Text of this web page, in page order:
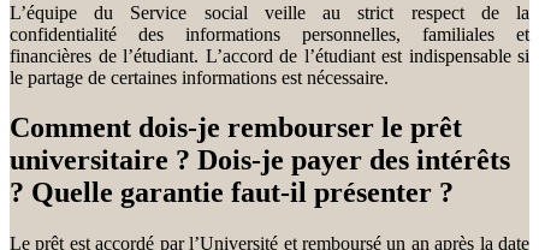
L’équipe du Service social veille au strict respect de la
confidentialité des informations personnelles, familiales et
financières de l’étudiant. L’accord de l’étudiant est indispensable si
le partage de certaines informations est nécessaire.
Comment dois-je rembourser le prêt
universitaire ? Dois-je payer des intérêts
? Quelle garantie faut-il présenter ?
Le prêt est accordé par l’Université et remboursé un an après la date